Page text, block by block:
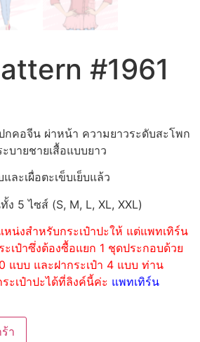
#1961
กคอจีน ผ่าหน้า ความยาวระดับสะโพก
บายชายเสื้อแบบยาว
ละเผื่อตะเข็บเย็บแล้ว
5 ไซส์ (S, M, L, XL, XXL)
น่งสำหรับกระเป๋าปะให้ แต่แพทเทิร์น
ะเป๋าซึ่งต้องซื้อแยก 1 ชุดประกอบด้วย
แบบ และฝากระเป๋า 4 แบบ ท่าน
ะเป๋าปะได้ที่ลิงค์นี้ค่ะ แพทเทิร์น
า